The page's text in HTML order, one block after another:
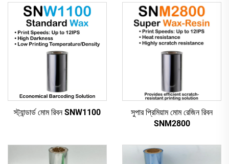
স্ট্যান্ডার্ড মোম রিবন SNW1100
সুপার প্রিমিয়াম মোম রেজিন রিবন
SNM2800